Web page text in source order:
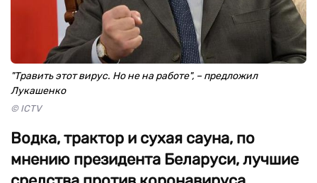
"Травить этот вирус. Но не на работе", – предложил
Лукашенко
© ICTV
Водка, трактор и сухая сауна, по
мнению президента Беларуси, лучшие